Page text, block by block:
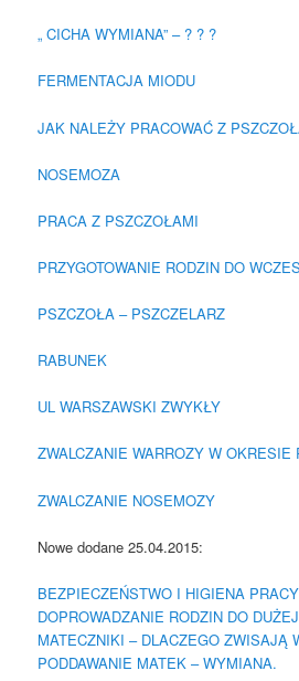
„ CICHA WYMIANA” – ? ? ?
FERMENTACJA MIODU
JAK NALEŻY PRACOWAĆ Z
NOSEMOZA
PRACA Z PSZCZOŁAMI
PRZYGOTOWANIE RODZIN DO
PSZCZOŁA – PSZCZELARZ
RABUNEK
UL WARSZAWSKI ZWYKŁY
ZWALCZANIE WARROZY W OKRESIE
ZWALCZANIE NOSEMOZY
Nowe dodane 25.04.2015:
BEZPIECZEŃSTWO I HIGIENA
DOPROWADZANIE RODZIN DO
MATECZNIKI – DLACZEGO ZWISAJĄ
PODDAWANIE MATEK – WYMIANA.